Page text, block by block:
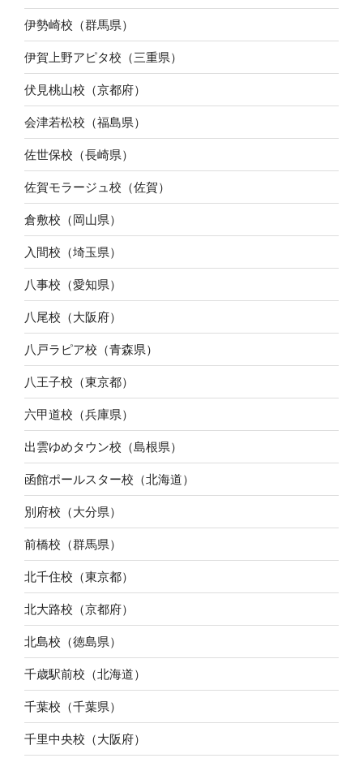
伊勢崎校（群馬県）
伊賀上野アピタ校（三重県）
伏見桃山校（京都府）
会津若松校（福島県）
佐世保校（長崎県）
佐賀モラージュ校（佐賀）
倉敷校（岡山県）
入間校（埼玉県）
八事校（愛知県）
八尾校（大阪府）
八戸ラピア校（青森県）
八王子校（東京都）
六甲道校（兵庫県）
出雲ゆめタウン校（島根県）
函館ポールスター校（北海道）
別府校（大分県）
前橋校（群馬県）
北千住校（東京都）
北大路校（京都府）
北島校（徳島県）
千歳駅前校（北海道）
千葉校（千葉県）
千里中央校（大阪府）